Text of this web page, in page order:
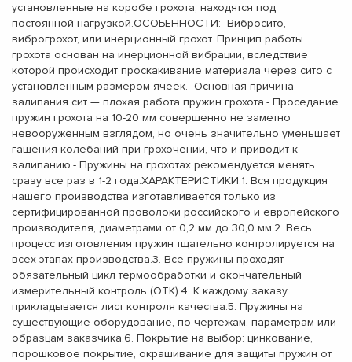
установленные на коробе грохота, находятся под
постоянной нагрузкой.ОСОБЕННОСТИ:- Вибросито,
виброгрохот, или инерционный грохот. Принцип работы
грохота основан на инерционной вибрации, вследствие
которой происходит проскакивание материала через сито с
установленным размером ячеек.- Основная причина
залипания сит — плохая работа пружин грохота.- Проседание
пружин грохота на 10-20 мм совершенно не заметно
невооруженным взглядом, но очень значительно уменьшает
гашения колебаний при грохочении, что и приводит к
залипанию.- Пружины на грохотах рекомендуется менять
сразу все раз в 1-2 года.ХАРАКТЕРИСТИКИ:1. Вся продукция
нашего производства изготавливается только из
сертифицированной проволоки российского и европейского
производителя, диаметрами от 0,2 мм до 30,0 мм.2. Весь
процесс изготовления пружин тщательно контролируется на
всех этапах производства.3. Все пружины проходят
обязательный цикл термообработки и окончательный
измерительный контроль (ОТК).4. К каждому заказу
прикладывается лист контроля качества.5. Пружины на
существующие оборудование, по чертежам, параметрам или
образцам заказчика.6. Покрытие на выбор: цинкование,
порошковое покрытие, окрашивание для защиты пружин от